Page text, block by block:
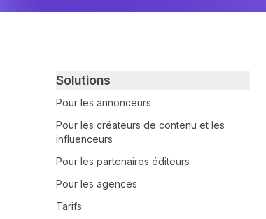
Primary footer navigation
Solutions
Pour les annonceurs
Pour les créateurs de contenu et les
influenceurs
Pour les partenaires éditeurs
Pour les agences
Tarifs